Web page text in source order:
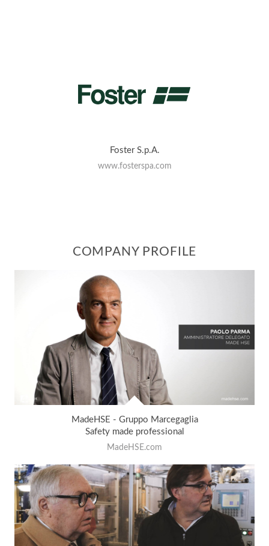
Foster S.p.A.
www.fosterspa.com
COMPANY PROFILE
MadeHSE - Gruppo Marcegaglia
Safety made professional
MadeHSE.com